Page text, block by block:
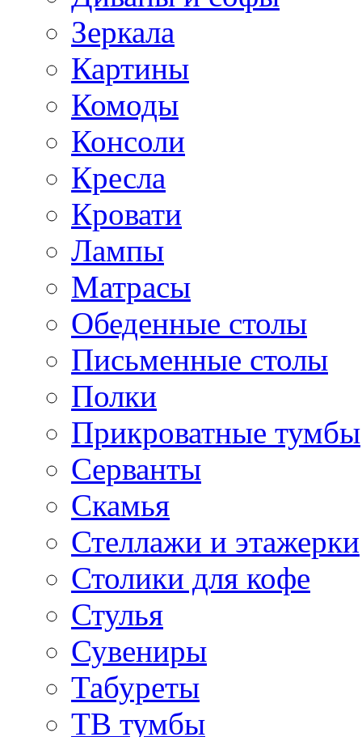
Зеркала
Картины
Комоды
Консоли
Кресла
Кровати
Лампы
Матрасы
Обеденные столы
Письменные столы
Полки
Прикроватные тумбы
Серванты
Скамья
Стеллажи и этажерки
Столики для кофе
Стулья
Сувениры
Табуреты
ТВ тумбы